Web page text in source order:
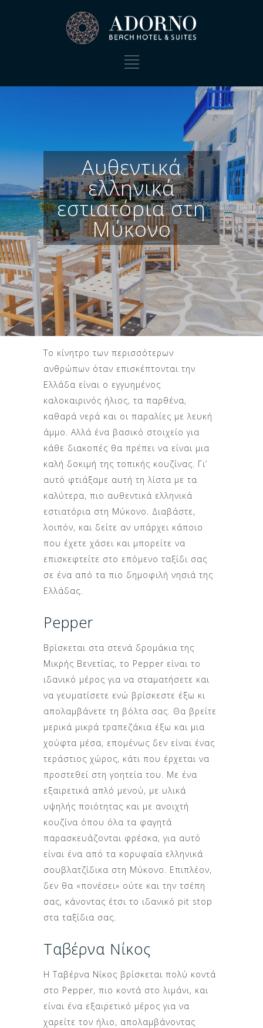
Αυθεντικά
ελληνικά
εστιατόρια στη
Μύκονο
Το κίνητρο των περισσότερων
ανθρώπων όταν επισκέπτονται την
Ελλάδα είναι ο εγγυημένος
καλοκαιρινός ήλιος, τα παρθένα,
καθαρά νερά και οι παραλίες με λευκή
άμμο. Αλλά ένα βασικό στοιχείο για
κάθε διακοπές θα πρέπει να είναι μια
καλή δοκιμή της τοπικής κουζίνας. Γι’
αυτό φτιάξαμε αυτή τη λίστα με τα
καλύτερα, πιο αυθεντικά ελληνικά
εστιατόρια στη Μύκονο. Διαβάστε,
λοιπόν, και δείτε αν υπάρχει κάποιο
που έχετε χάσει και μπορείτε να
επισκεφτείτε στο επόμενο ταξίδι σας
σε ένα από τα πιο δημοφιλή νησιά της
Ελλάδας.
Pepper
Βρίσκεται στα στενά δρομάκια της
Μικρής Βενετίας, το Pepper είναι το
ιδανικό μέρος για να σταματήσετε και
να γευματίσετε ενώ βρίσκεστε έξω κι
απολαμβάνετε τη βόλτα σας. Θα βρείτε
μερικά μικρά τραπεζάκια έξω και μια
χούφτα μέσα, επομένως δεν είναι ένας
τεράστιος χώρος, κάτι που έρχεται να
προστεθεί στη γοητεία του. Με ένα
εξαιρετικά απλό μενού, με υλικά
υψηλής ποιότητας και με ανοιχτή
κουζίνα όπου όλα τα φαγητά
παρασκευάζονται φρέσκα, για αυτό
είναι ένα από τα κορυφαία ελληνικά
σουβλατζίδικα στη Μύκονο. Επιπλέον,
δεν θα «πονέσει» ούτε και την τσέπη
σας, κάνοντας έτσι το ιδανικό pit stop
στα ταξίδια σας.
Ταβέρνα Νίκος
Η Ταβέρνα Νίκος βρίσκεται πολύ κοντά
στο Pepper, πιο κοντά στο λιμάνι, και
είναι ένα εξαιρετικό μέρος για να
χαρείτε τον ήλιο, απολαμβάνοντας